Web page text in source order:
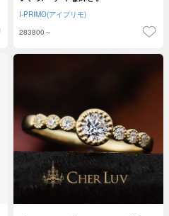
I-PRIMO(アイプリモ)
283800～